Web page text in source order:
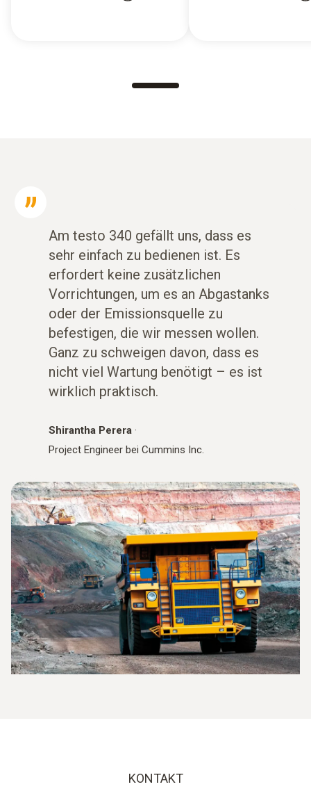
Am testo 340 gefällt uns, dass es
sehr einfach zu bedienen ist. Es
erfordert keine zusätzlichen
Vorrichtungen, um es an Abgastanks
oder der Emissionsquelle zu
befestigen, die wir messen wollen.
Ganz zu schweigen davon, dass es
nicht viel Wartung benötigt – es ist
wirklich praktisch.
Shirantha Perera ·
Project Engineer bei Cummins Inc.
KONTAKT